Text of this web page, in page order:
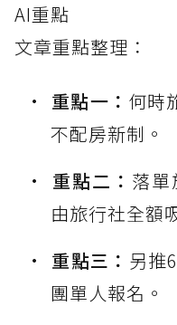
AI重點
文章重點整理：
重點一： 何時
不配房新制。
重點二： 落
由旅行社全額
重點三： 另推
團單人報名。